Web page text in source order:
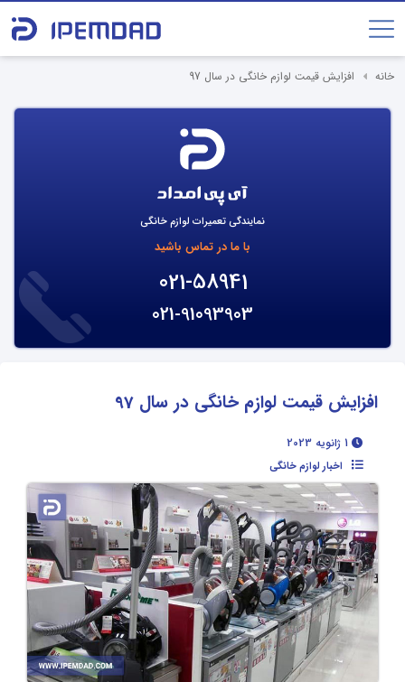
خانه افزایش قیمت لوازم خانگی در سال 97
نمایندگی تعمیرات لوازم خانگی
با ما در تماس باشید
021-58941
021-91093903
افزایش قیمت لوازم خانگی در سال 97
اخبار لوازم خانگی